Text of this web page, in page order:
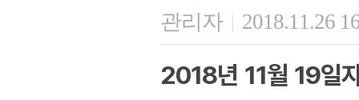
관리자 | 2018.11.26
2018년 11월 19일